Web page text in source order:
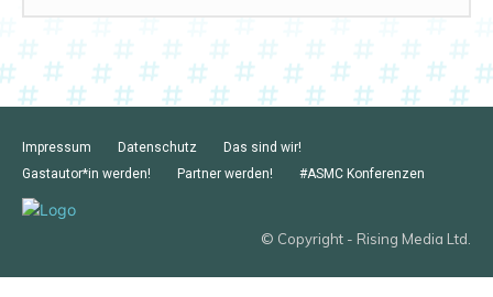
Impressum Datenschutz
Das sind wir!
Gastautor*in werden!
Partner werden! #ASMC Konferenzen
© Copyright - Rising Media Ltd.